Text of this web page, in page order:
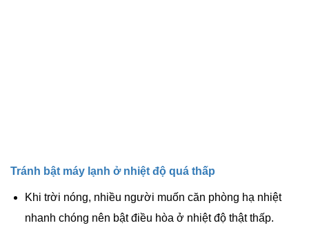
Tránh bật máy lạnh ở nhiệt độ quá thấp
Khi trời nóng, nhiều người muốn căn phòng hạ nhiệt
nhanh chóng nên bật điều hòa ở nhiệt độ thật thấp.